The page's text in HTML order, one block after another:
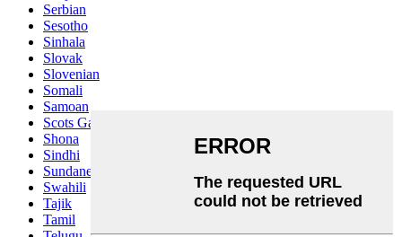
Serbian
Sesotho
Sinhala
Slovak
Slovenian
Somali
Samoan
Scots Gaelic
Shona
Sindhi
Sundanese
Swahili
Tajik
Tamil